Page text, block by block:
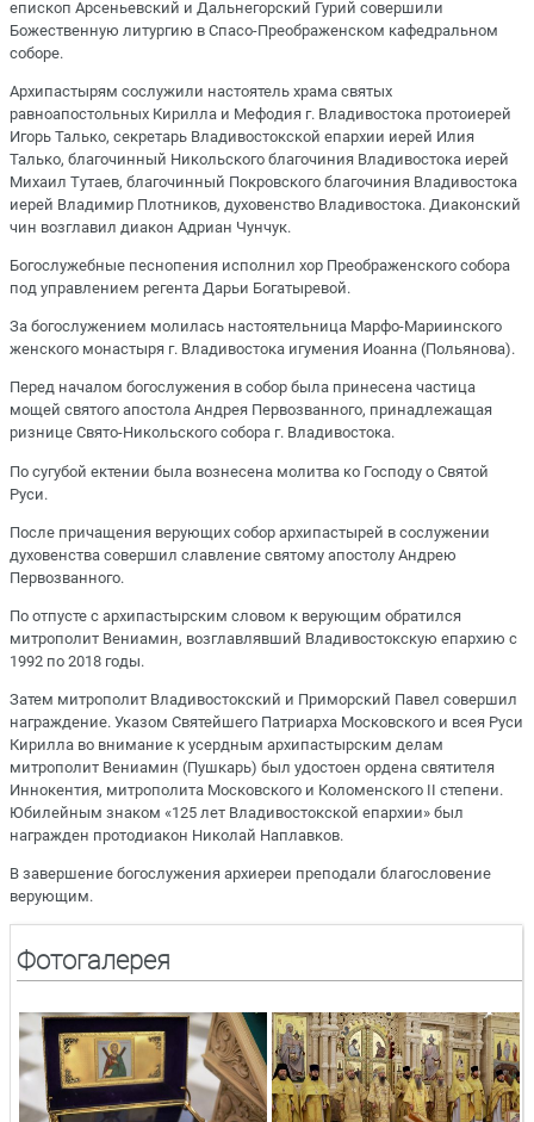
епископ Арсеньевский и Дальнегорский Гурий совершили
Божественную литургию в Спасо-Преображенском кафедральном
соборе.
Архипастырям сослужили настоятель храма святых
равноапостольных Кирилла и Мефодия г. Владивостока протоиерей
Игорь Талько, секретарь Владивостокской епархии иерей Илия
Талько, благочинный Никольского благочиния Владивостока иерей
Михаил Тутаев, благочинный Покровского благочиния Владивостока
иерей Владимир Плотников, духовенство Владивостока. Диаконский
чин возглавил диакон Адриан Чунчук.
Богослужебные песнопения исполнил хор Преображенского собора
под управлением регента Дарьи Богатыревой.
За богослужением молилась настоятельница Марфо-Мариинского
женского монастыря г. Владивостока игумения Иоанна (Польянова).
Перед началом богослужения в собор была принесена частица
мощей святого апостола Андрея Первозванного, принадлежащая
ризнице Свято-Никольского собора г. Владивостока.
По сугубой ектении была вознесена молитва ко Господу о Святой
Руси.
После причащения верующих собор архипастырей в сослужении
духовенства совершил славление святому апостолу Андрею
Первозванного.
По отпусте с архипастырским словом к верующим обратился
митрополит Вениамин, возглавлявший Владивостокскую епархию с
1992 по 2018 годы.
Затем митрополит Владивостокский и Приморский Павел совершил
награждение. Указом Святейшего Патриарха Московского и всея Руси
Кирилла во внимание к усердным архипастырским делам
митрополит Вениамин (Пушкарь) был удостоен ордена святителя
Иннокентия, митрополита Московского и Коломенского II степени.
Юбилейным знаком «125 лет Владивостокской епархии» был
награжден протодиакон Николай Наплавков.
В завершение богослужения архиереи преподали благословение
верующим.
Фотогалерея